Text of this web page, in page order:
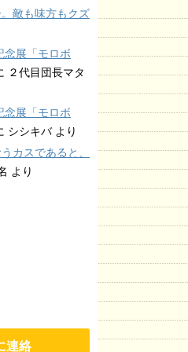
敵も味方もクズ
念展「モロボ
２代目団長マタ
念展「モロボ
シシキバより
カスであると、
より
連絡